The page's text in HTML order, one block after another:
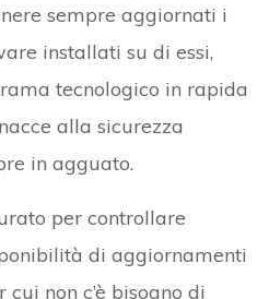
sempre aggiornati i
installati su di essi,
tecnologico in rapida
alla sicurezza
in agguato.
per controllare
di aggiornamenti
non c’è bisogno di